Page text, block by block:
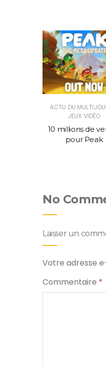
ACTU DU
JEUX VIDÉO
10 millions de
pour Peak
No
Laisser un
Votre adresse
Commentaire *